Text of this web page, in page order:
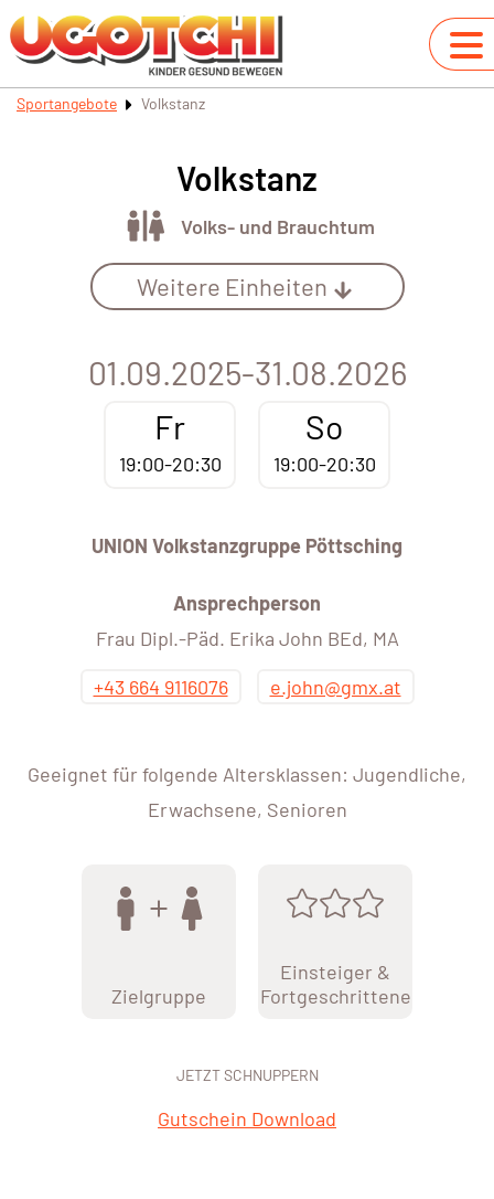
Sportangebote Volkstanz
Volkstanz
Volks- und Brauchtum
Weitere Einheiten
01.09.2025-31.08.2026
Fr
19:00-20:30
So
19:00-20:30
UNION Volkstanzgruppe Pöttsching
Ansprechperson
Frau Dipl.-Päd. Erika John BEd, MA
+43 664 9116076
e.john@gmx.at
Geeignet für folgende Altersklassen: Jugendliche,
Erwachsene, Senioren
Zielgruppe
Einsteiger &
Fortgeschrittene
JETZT SCHNUPPERN
Gutschein Download